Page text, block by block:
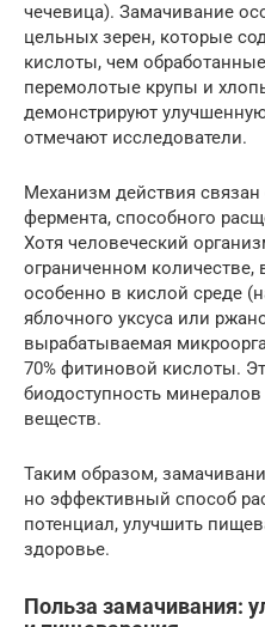
чечевица). Замачивание
цельных зерен, которые
кислоты, чем
перемолотые крупы и
демонстрируют
отмечают исследователи.
Механизм действия
фермента, способного
Хотя человеческий
ограниченном количестве,
особенно в кислой среде
яблочного уксуса или
вырабатываемая
70% фитиновой кислоты.
биодоступность
веществ.
Таким образом,
но эффективный способ
потенциал, улучшить
здоровье.
Польза замачивания: